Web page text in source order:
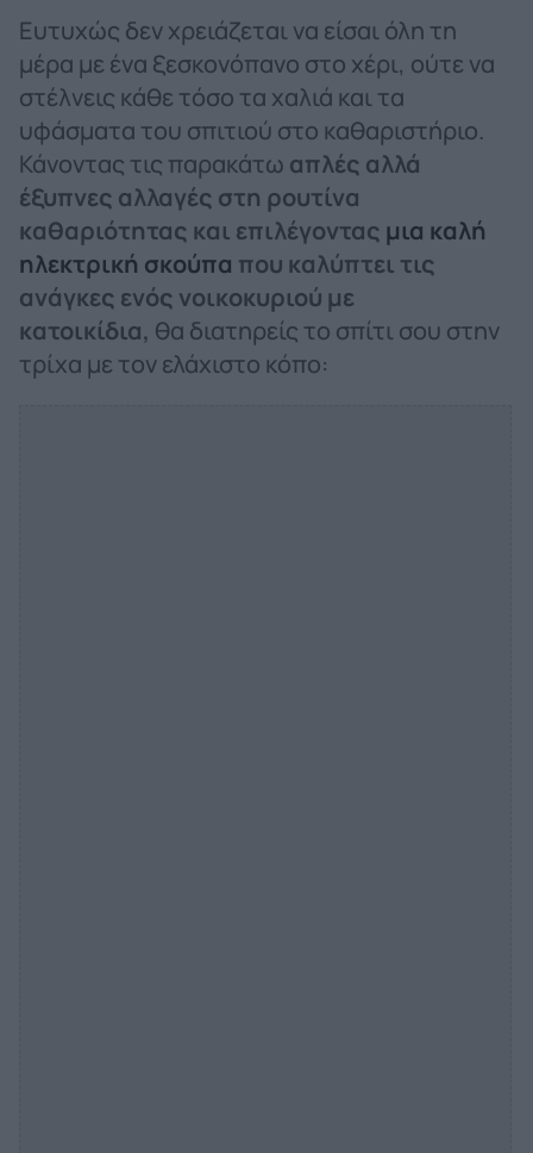
Ευτυχώς δεν χρειάζεται να είσαι όλη τη
μέρα με ένα ξεσκονόπανο στο χέρι, ούτε να
στέλνεις κάθε τόσο τα χαλιά και τα
υφάσματα του σπιτιού στο καθαριστήριο.
Κάνοντας τις παρακάτω απλές αλλά
έξυπνες αλλαγές στη ρουτίνα
καθαριότητας και επιλέγοντας μια καλή
ηλεκτρική σκούπα που καλύπτει τις
ανάγκες ενός νοικοκυριού με
κατοικίδια, θα διατηρείς το σπίτι σου στην
τρίχα με τον ελάχιστο κόπο: